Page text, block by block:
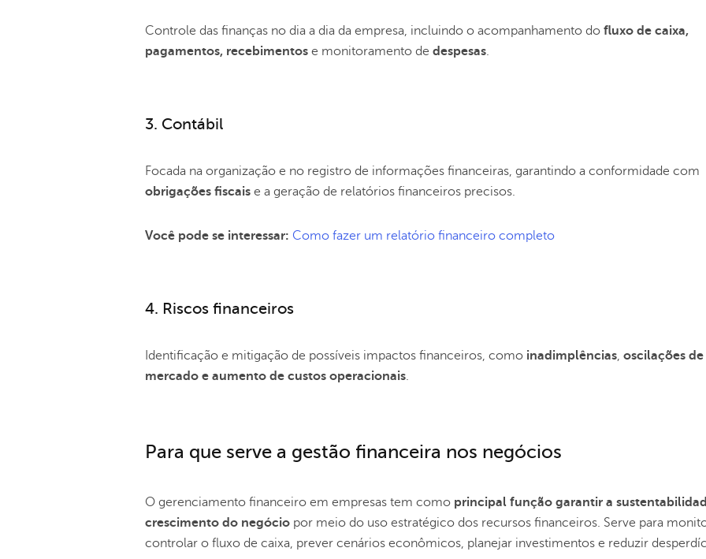
Controle das finanças no dia a dia da empresa, incluindo o acompanhamento do fluxo de caixa,
pagamentos, recebimentos e monitoramento de despesas.
3. Contábil
Focada na organização e no registro de informações financeiras, garantindo a conformidade com
obrigações fiscais e a geração de relatórios financeiros precisos.
Você pode se interessar: Como fazer um relatório financeiro completo
4. Riscos financeiros
Identificação e mitigação de possíveis impactos financeiros, como inadimplências, oscilações de
mercado e aumento de custos operacionais.
Para que serve a gestão financeira nos negócios
O gerenciamento financeiro em empresas tem como principal função garantir a
crescimento do negócio por meio do uso estratégico dos recursos financeiros. Serve para
controlar o fluxo de caixa, prever cenários econômicos, planejar investimentos e reduzir